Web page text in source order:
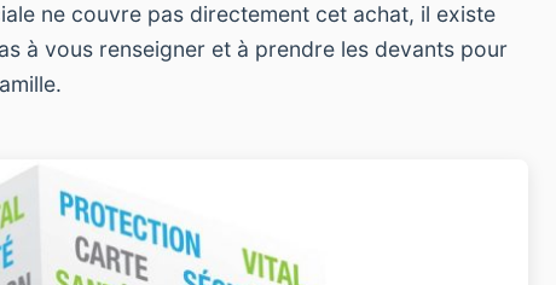
ne couvre pas directement cet achat, il existe
à vous renseigner et à prendre les devants pour